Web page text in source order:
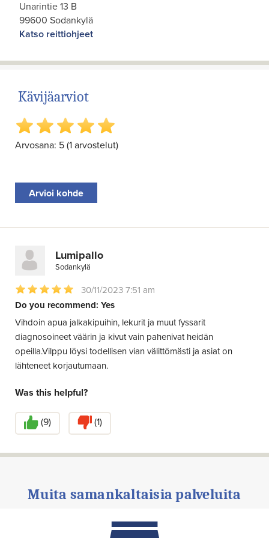
Unarintie 13 B
99600 Sodankylä
Katso reittiohjeet
Kävijäarviot
Arvosana: 5 (1 arvostelut)
Arvioi kohde
Lumipallo
Sodankylä
30/11/2023 7:51 am
Do you recommend: Yes
Vihdoin apua jalkakipuihin, lekurit ja muut fyssarit
diagnosoineet väärin ja kivut vain pahenivat heidän
opeilla.Vilppu löysi todellisen vian välittömästi ja asiat on
lähteneet korjautumaan.
Was this helpful?
(9) (1)
Muita samankaltaisia palveluita